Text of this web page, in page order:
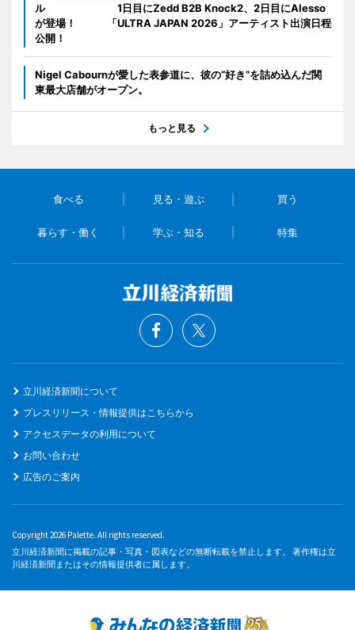
ル 1日目にZedd B2B Knock2、2日目にAlesso
が登場！ 「ULTRA JAPAN 2026」アーティスト出演日程
公開！
Nigel Cabournが愛した表参道に、彼の“好き”を詰め込んだ関
東最大店舗がオープン。
もっと見る
食べる 見る・遊ぶ 買う
暮らす・働く 学ぶ・知る 特集
立川経済新聞について
プレスリリース・情報提供はこちらから
アクセスデータの利用について
お問い合わせ
広告のご案内
Copyright 2026 Palette. All rights reserved.
立川経済新聞に掲載の記事・写真・図表などの無断転載を禁止します。 著作権は立
川経済新聞またはその情報提供者に属します。